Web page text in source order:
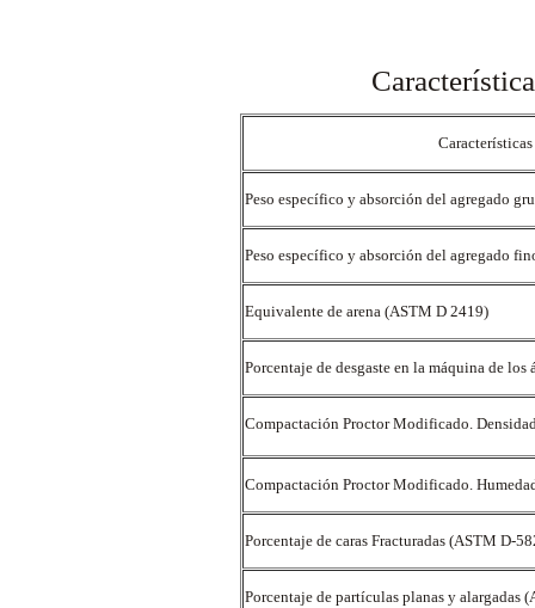
Características
Peso específico y absorción del agregado
Peso específico y absorción del agregado
Equivalente de arena (ASTM D 2419)
Porcentaje de desgaste en la máquina de
Compactación Proctor Modificado.
Compactación Proctor Modificado.
Porcentaje de caras Fracturadas (ASTM D-
Porcentaje de partículas planas y alargadas